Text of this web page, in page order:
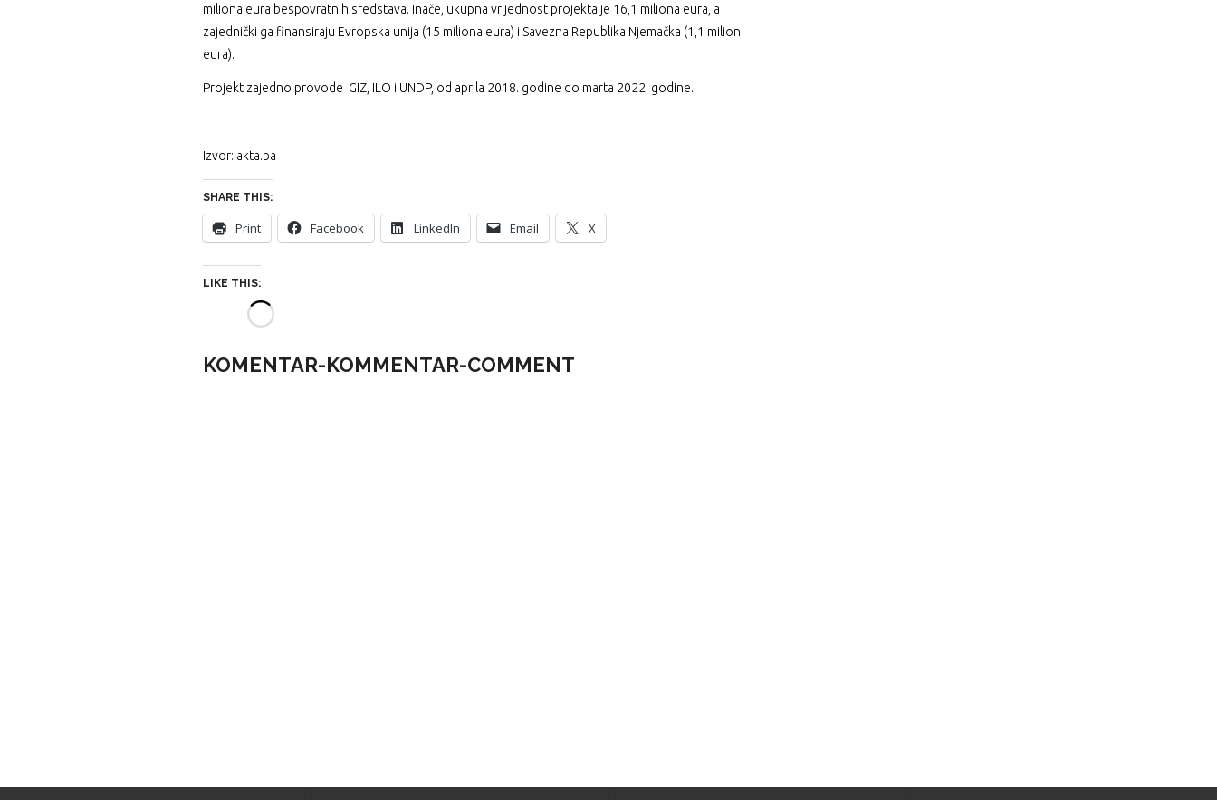
miliona eura bespovratnih sredstava. Inače, ukupna vrijednost projekta je 16,1 miliona eura, a
zajednički ga finansiraju Evropska unija (15 miliona eura) i Savezna Republika Njemačka (1,1 milion
eura).
Projekt zajedno provode GIZ, ILO i UNDP, od aprila 2018. godine do marta 2022. godine.
Izvor: akta.ba
SHARE THIS:
Print Facebook LinkedIn Email X
LIKE THIS:
KOMENTAR-KOMMENTAR-COMMENT